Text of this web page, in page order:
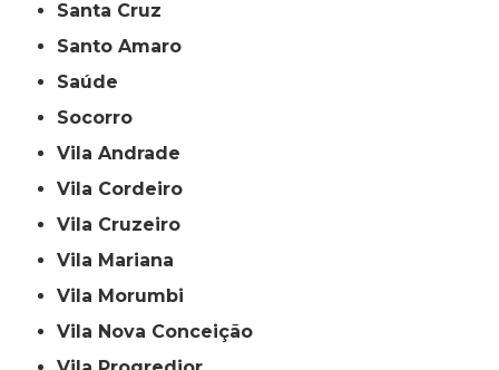
Santa Cruz
Santo Amaro
Saúde
Socorro
Vila Andrade
Vila Cordeiro
Vila Cruzeiro
Vila Mariana
Vila Morumbi
Vila Nova Conceição